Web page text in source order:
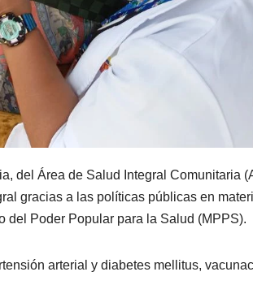
del Área de Salud Integral Comunitaria
gracias a las políticas públicas en
del Poder Popular para la Salud (MPPS).
arterial y diabetes mellitus,